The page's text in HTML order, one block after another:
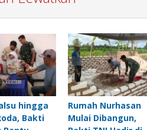
hingga
Bakti
Rumah Nurhasan
Mulai Dibangun,